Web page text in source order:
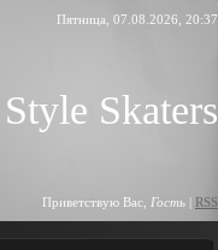
Пятница, 07.08.2026, 20:37
Skaters
Приветствую Вас Гость | RSS